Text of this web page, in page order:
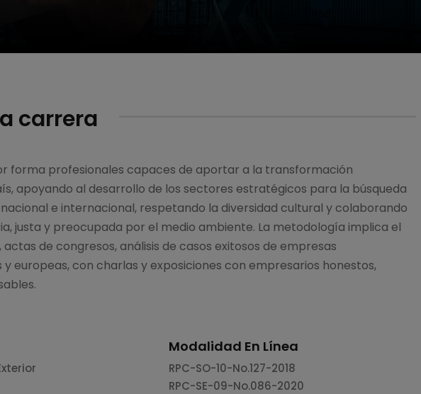
carrera
forma profesionales capaces de aportar a la transformación
apoyando al desarrollo de los sectores estratégicos para la búsqueda
e internacional, respetando la diversidad cultural y colaborando
justa y preocupada por el medio ambiente. La metodología implica el
de congresos, análisis de casos exitosos de empresas
europeas, con charlas y exposiciones con empresarios honestos,
Modalidad En Línea
RPC-SO-10-No.127-2018
RPC-SE-09-No.086-2020